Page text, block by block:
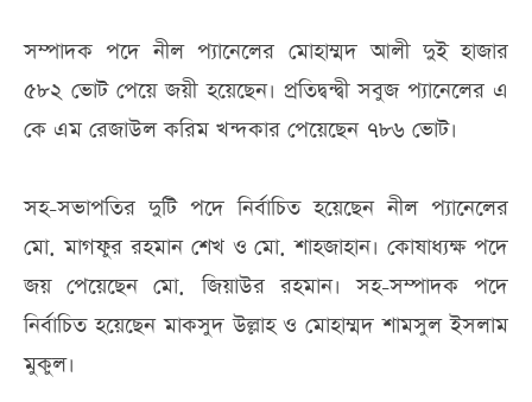
সম্পাদক পদে নীল প্যানেলের মোহাম্মদ আলী দুই হাজার
৫৮২ ভোট পেয়ে জয়ী হয়েছেন। প্রতিদ্বন্দ্বী সবুজ প্যানেলের এ
কে এম রেজাউল করিম খন্দকার পেয়েছেন ৭৮৬ ভোট।
সহ-সভাপতির দুটি পদে নির্বাচিত হয়েছেন নীল প্যানেলের
মো. মাগফুর রহমান শেখ ও মো. শাহজাহান। কোষাধ্যক্ষ পদে
জয় পেয়েছেন মো. জিয়াউর রহমান। সহ-সম্পাদক পদে
নির্বাচিত হয়েছেন মাকসুদ উল্লাহ ও মোহাম্মদ শামসুল ইসলাম
মুকুল।